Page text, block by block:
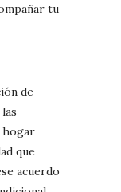
tu
de
hogar
que
acuerdo